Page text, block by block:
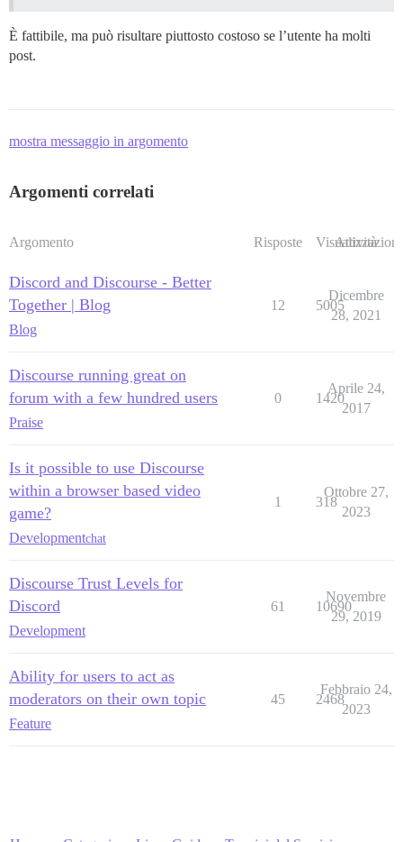
È fattibile, ma può risultare piuttosto costoso se l’utente ha molti
post.
mostra messaggio in argomento
Argomenti correlati
Argomento Risposte Visualizzazioni
Attività
Discord and Discourse - Better
Together | Blog
Blog
12 5005
Dicembre
28, 2021
Discourse running great on
forum with a few hundred users
Praise
0 1420
Aprile 24,
2017
Is it possible to use Discourse
within a browser based video
game?
Developmentchat
1 318
Ottobre 27,
2023
Discourse Trust Levels for
Discord
Development
61 10690
Novembre
29, 2019
Ability for users to act as
moderators on their own topic
Feature
45 2468
Febbraio 24,
2023